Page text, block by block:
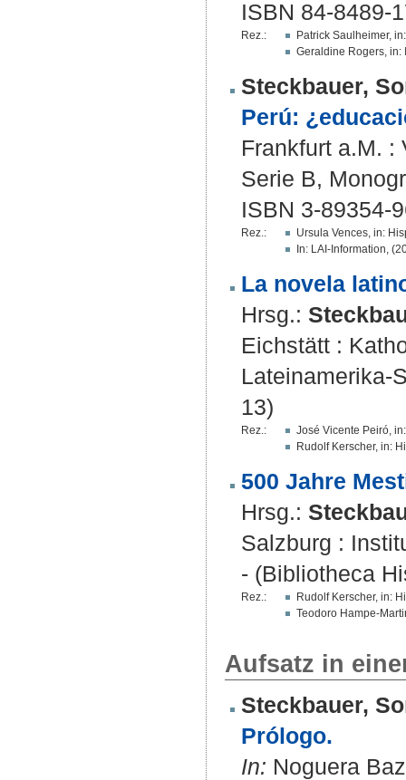
ISBN 84-8489-
Rez.:
Patrick Saulheimer,
Geraldine Rogers, in:
Steckbauer,
Perú:
Frankfurt a.M. :
Serie B,
ISBN 3-89354-
Rez.:
Ursula Vences, in:
In: LAI-Information,
La novela
Hrsg.:
Eichstätt :
Lateinamerika-
13)
Rez.:
José Vicente Peiró,
Rudolf Kerscher, in:
500 Jahre
Hrsg.:
Salzburg :
- (Bibliotheca
Rez.:
Rudolf Kerscher, in:
Teodoro Hampe-
Aufsatz in
Steckbauer,
Prólogo.
In: Noguera